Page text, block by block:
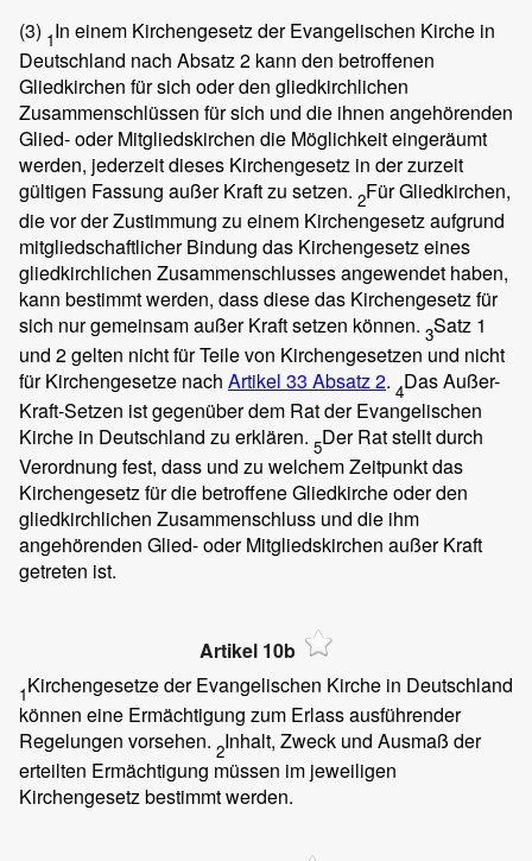
(3) 1In einem Kirchengesetz der Evangelischen Kirche in
Deutschland nach Absatz 2 kann den betroffenen
Gliedkirchen für sich oder den gliedkirchlichen
Zusammenschlüssen für sich und die ihnen angehörenden
Glied- oder Mitgliedskirchen die Möglichkeit eingeräumt
werden, jederzeit dieses Kirchengesetz in der zurzeit
gültigen Fassung außer Kraft zu setzen. 2Für Gliedkirchen,
die vor der Zustimmung zu einem Kirchengesetz aufgrund
mitgliedschaftlicher Bindung das Kirchengesetz eines
gliedkirchlichen Zusammenschlusses angewendet haben,
kann bestimmt werden, dass diese das Kirchengesetz für
sich nur gemeinsam außer Kraft setzen können. 3Satz 1
und 2 gelten nicht für Teile von Kirchengesetzen und nicht
für Kirchengesetze nach Artikel 33 Absatz 2. 4Das Außer-
Kraft-Setzen ist gegenüber dem Rat der Evangelischen
Kirche in Deutschland zu erklären. 5Der Rat stellt durch
Verordnung fest, dass und zu welchem Zeitpunkt das
Kirchengesetz für die betroffene Gliedkirche oder den
gliedkirchlichen Zusammenschluss und die ihm
angehörenden Glied- oder Mitgliedskirchen außer Kraft
getreten ist.
Artikel 10b
1Kirchengesetze der Evangelischen Kirche in Deutschland
können eine Ermächtigung zum Erlass ausführender
Regelungen vorsehen. 2Inhalt, Zweck und Ausmaß der
erteilten Ermächtigung müssen im jeweiligen
Kirchengesetz bestimmt werden.